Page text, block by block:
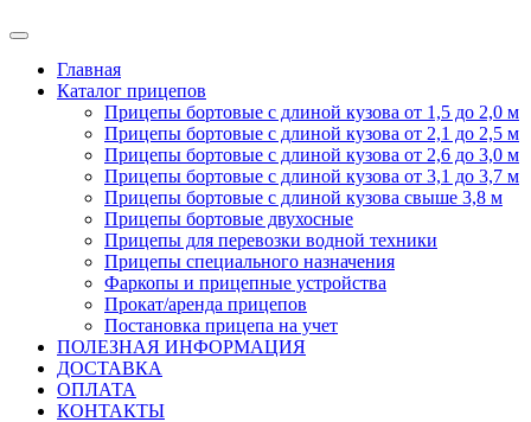
Главная
Каталог прицепов
Прицепы бортовые с длиной кузова от 1,5 до 2,0 м
Прицепы бортовые с длиной кузова от 2,1 до 2,5 м
Прицепы бортовые с длиной кузова от 2,6 до 3,0 м
Прицепы бортовые с длиной кузова от 3,1 до 3,7 м
Прицепы бортовые с длиной кузова свыше 3,8 м
Прицепы бортовые двухосные
Прицепы для перевозки водной техники
Прицепы специального назначения
Фаркопы и прицепные устройства
Прокат/аренда прицепов
Постановка прицепа на учет
ПОЛЕЗНАЯ ИНФОРМАЦИЯ
ДОСТАВКА
ОПЛАТА
КОНТАКТЫ